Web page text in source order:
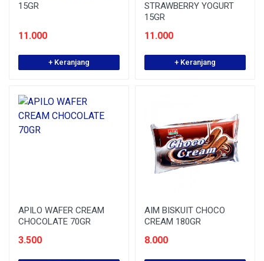
15GR
11.000
+ Keranjang
STRAWBERRY YOGURT
15GR
11.000
+ Keranjang
APILO WAFER CREAM
CHOCOLATE 70GR
3.500
AIM BISKUIT CHOCO
CREAM 180GR
8.000